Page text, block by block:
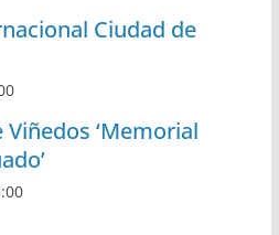
Ciudad de
‘Memorial